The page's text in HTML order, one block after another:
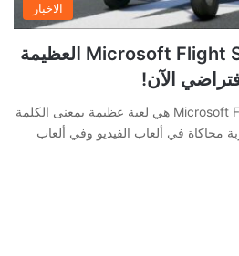
الاخبار
لعبة Microsoft Flight Simulator العظيمة
الآن!
لعبة Microsoft Flight Simulator هي لعبة عظيمة بمعنى الكلمة
محاكاة في ألعاب الفيديو وفي ألعاب